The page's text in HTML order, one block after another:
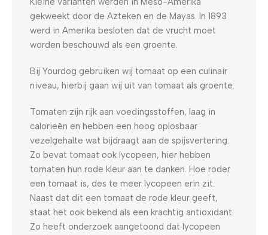
gekweekt door de Azteken en de Mayas. In 1893
werd in Amerika besloten dat de vrucht moet
worden beschouwd als een groente.
Bij Yourdog gebruiken wij tomaat op een culinair
niveau, hierbij gaan wij uit van tomaat als groente.
Tomaten zijn rijk aan voedingsstoffen, laag in
calorieën en hebben een hoog oplosbaar
vezelgehalte wat bijdraagt aan de spijsvertering.
Zo bevat tomaat ook lycopeen, hier hebben
tomaten hun rode kleur aan te danken. Hoe roder
een tomaat is, des te meer lycopeen erin zit.
Naast dat dit een tomaat de rode kleur geeft,
staat het ook bekend als een krachtig antioxidant.
Zo heeft onderzoek aangetoond dat lycopeen